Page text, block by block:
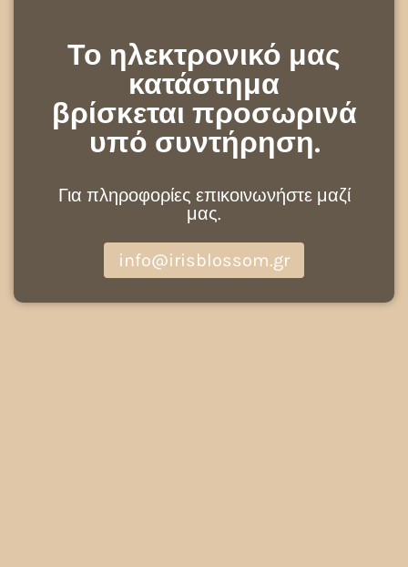
Το ηλεκτρονικό μας
κατάστημα
βρίσκεται προσωρινά
υπό συντήρηση.
Για πληροφορίες επικοινωνήστε μαζί
μας.
info@irisblossom.gr